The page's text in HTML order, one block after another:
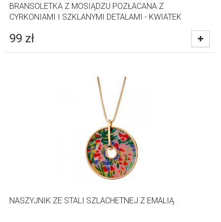
BRANSOLETKA Z MOSIĄDZU POZŁACANA Z
CYRKONIAMI I SZKLANYMI DETALAMI - KWIATEK
99 zł
NASZYJNIK ZE STALI SZLACHETNEJ Z EMALIĄ